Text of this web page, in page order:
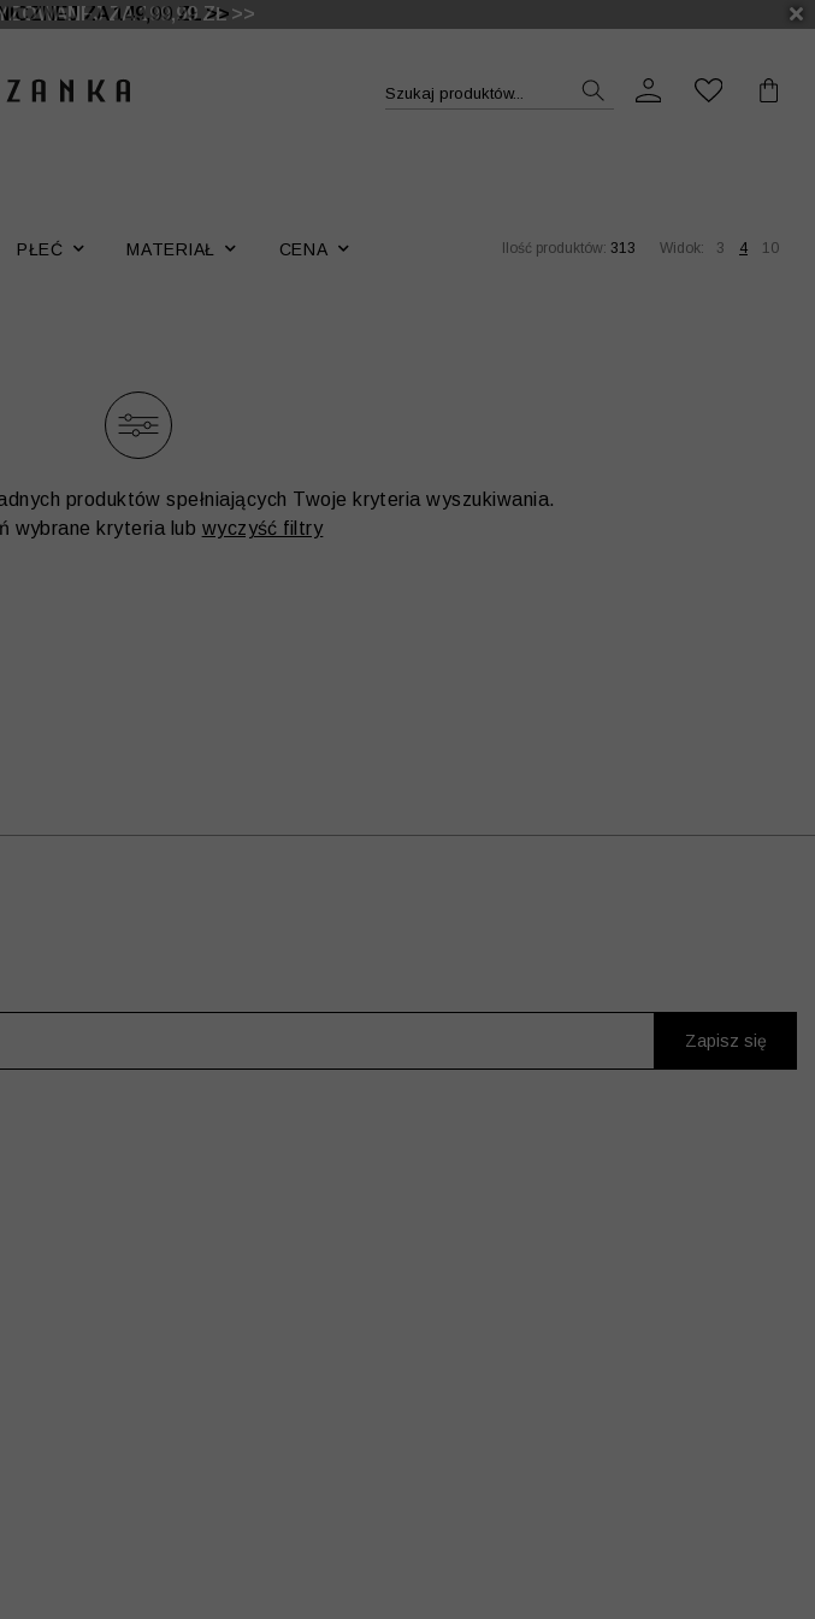
ZA 149,99 ZŁ >>
NA DRUGI I TRZECI PRODUKT >>
Szukaj produktów...
PŁEĆ MATERIAŁ
CENA
Ilość produktów: 313 Widok: 3 4 10
produktów spełniających Twoje kryteria wyszukiwania.
wybrane kryteria lub wyczyść filtry